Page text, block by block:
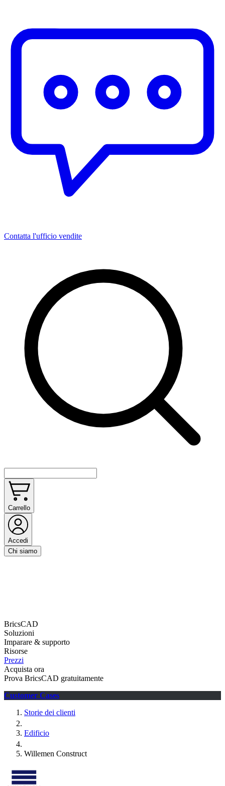
Contatta l'ufficio vendite
Carrello
Accedi
Chi siamo
BricsCAD
Soluzioni
Imparare & supporto
Risorse
Prezzi
Acquista ora
Prova BricsCAD gratuitamente
Customer Cases
Storie dei clienti
Edificio
Willemen Construct